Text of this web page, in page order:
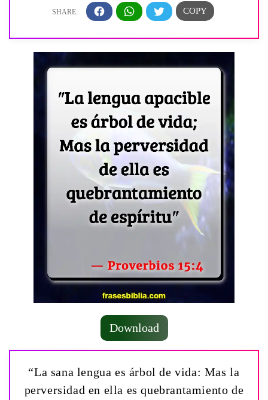
Download
“La sana lengua es árbol de vida: Mas la
perversidad en ella es quebrantamiento de